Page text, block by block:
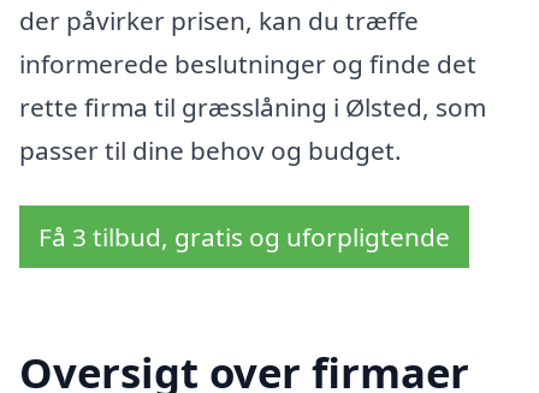
der påvirker prisen, kan du træffe
informerede beslutninger og finde det
rette firma til græsslåning i Ølsted, som
passer til dine behov og budget.
Få 3 tilbud, gratis og uforpligtende
Oversigt over firmaer